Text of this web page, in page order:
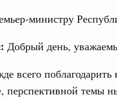
министру
Добрый день,
всего
перспективной темы